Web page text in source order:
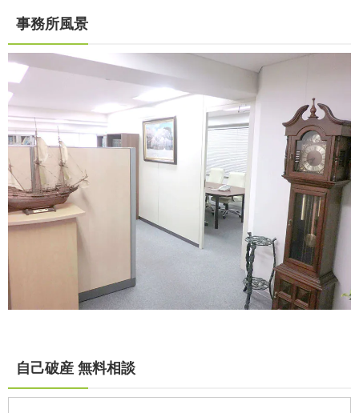
事務所風景
自己破産 無料相談